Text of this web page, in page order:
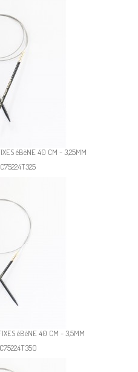
éBèNE 40 CM - 3,25MM
éBèNE 40 CM - 3,5MM